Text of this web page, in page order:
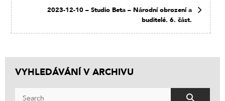
2023-12-10 – Studio Beta – Národní obrození a
buditelé. 6. část.
VYHLEDÁVÁNÍ V ARCHIVU